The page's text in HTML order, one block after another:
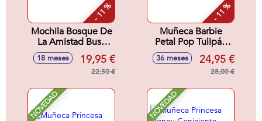
- 11 %
Mochila Bosque De
La Amistad Busy
Bea Fisher-Price
28x8x29 cm
18 meses 19,95 €
22,50 €
- 11 %
Muñeca Barbie
Petal Pop Tulipán
Rosa 32x12x12 cm
36 meses 24,95 €
28,00 €
NOVEDAD NOVEDAD